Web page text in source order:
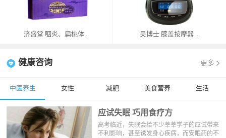
济盛堂 咽炎、扁桃体... 吴博士 膝盖按摩器 ...
健康咨询 更多
中医养生 女性 减肥 美食营养 生活
应试失眠 巧用食疗方
高考临近，失眠会给不少莘莘学子的应试带来
不利影响，甚至诱发身心疾病，而安眠药的不